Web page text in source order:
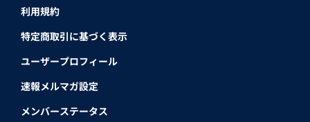
利用規約
特定商取引に基づく表示
ユーザープロフィール
速報メルマガ設定
メンバーステータス